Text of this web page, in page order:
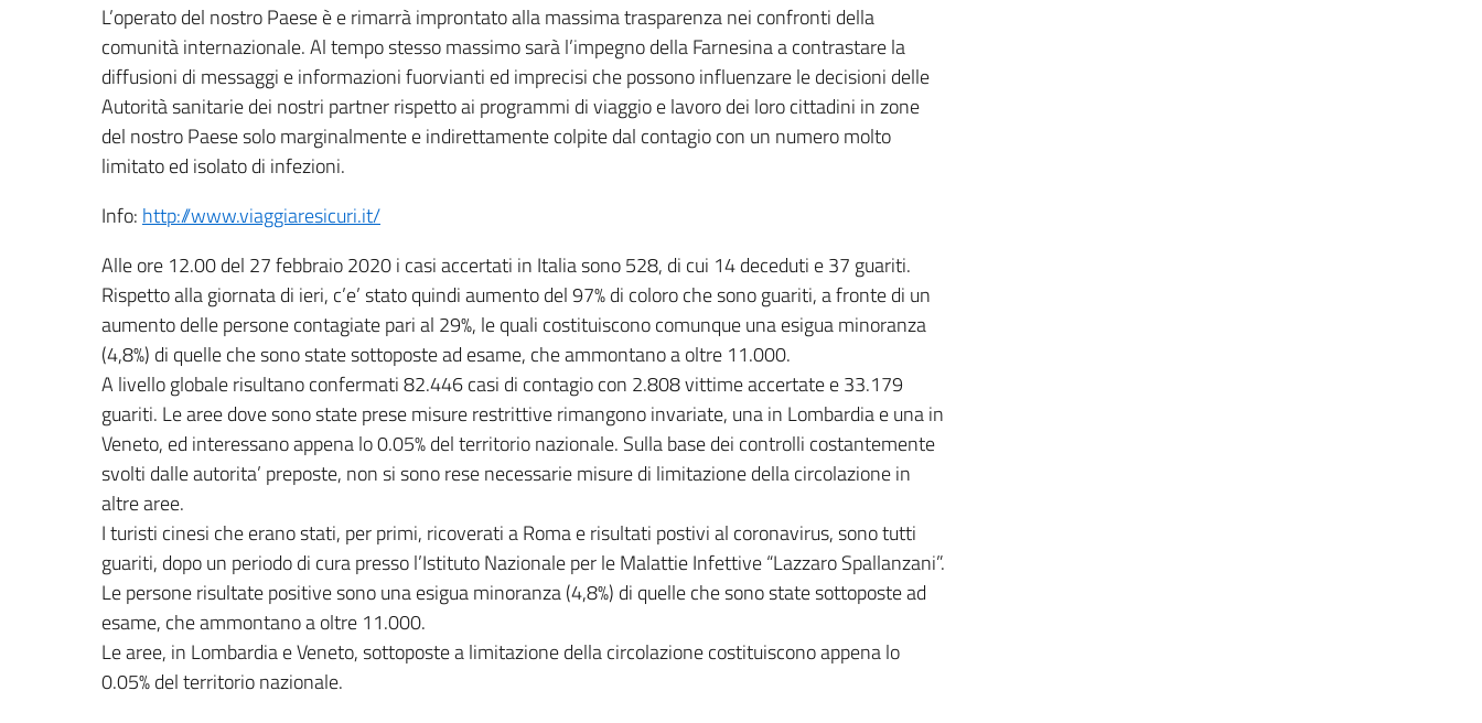
L’operato del nostro Paese è e rimarrà improntato alla massima trasparenza nei confronti della
comunità internazionale. Al tempo stesso massimo sarà l’impegno della Farnesina a contrastare la
diffusioni di messaggi e informazioni fuorvianti ed imprecisi che possono influenzare le decisioni delle
Autorità sanitarie dei nostri partner rispetto ai programmi di viaggio e lavoro dei loro cittadini in zone
del nostro Paese solo marginalmente e indirettamente colpite dal contagio con un numero molto
limitato ed isolato di infezioni.
Info: http://www.viaggiaresicuri.it/
Alle ore 12.00 del 27 febbraio 2020 i casi accertati in Italia sono 528, di cui 14 deceduti e 37 guariti.
Rispetto alla giornata di ieri, c’e’ stato quindi aumento del 97% di coloro che sono guariti, a fronte di un
aumento delle persone contagiate pari al 29%, le quali costituiscono comunque una esigua minoranza
(4,8%) di quelle che sono state sottoposte ad esame, che ammontano a oltre 11.000.
A livello globale risultano confermati 82.446 casi di contagio con 2.808 vittime accertate e 33.179
guariti. Le aree dove sono state prese misure restrittive rimangono invariate, una in Lombardia e una in
Veneto, ed interessano appena lo 0.05% del territorio nazionale. Sulla base dei controlli costantemente
svolti dalle autorita’ preposte, non si sono rese necessarie misure di limitazione della circolazione in
altre aree.
I turisti cinesi che erano stati, per primi, ricoverati a Roma e risultati postivi al coronavirus, sono tutti
guariti, dopo un periodo di cura presso l’Istituto Nazionale per le Malattie Infettive “Lazzaro Spallanzani”.
Le persone risultate positive sono una esigua minoranza (4,8%) di quelle che sono state sottoposte ad
esame, che ammontano a oltre 11.000.
Le aree, in Lombardia e Veneto, sottoposte a limitazione della circolazione costituiscono appena lo
0.05% del territorio nazionale.